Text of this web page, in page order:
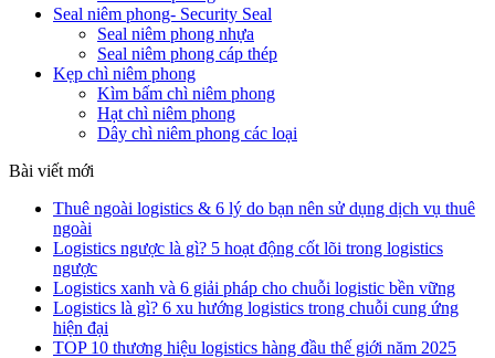
Seal niêm phong- Security Seal
Seal niêm phong nhựa
Seal niêm phong cáp thép
Kẹp chì niêm phong
Kìm bấm chì niêm phong
Hạt chì niêm phong
Dây chì niêm phong các loại
Bài viết mới
Thuê ngoài logistics & 6 lý do bạn nên sử dụng dịch vụ thuê
ngoài
Logistics ngược là gì? 5 hoạt động cốt lõi trong logistics
ngược
Logistics xanh và 6 giải pháp cho chuỗi logistic bền vững
Logistics là gì? 6 xu hướng logistics trong chuỗi cung ứng
hiện đại
TOP 10 thương hiệu logistics hàng đầu thế giới năm 2025